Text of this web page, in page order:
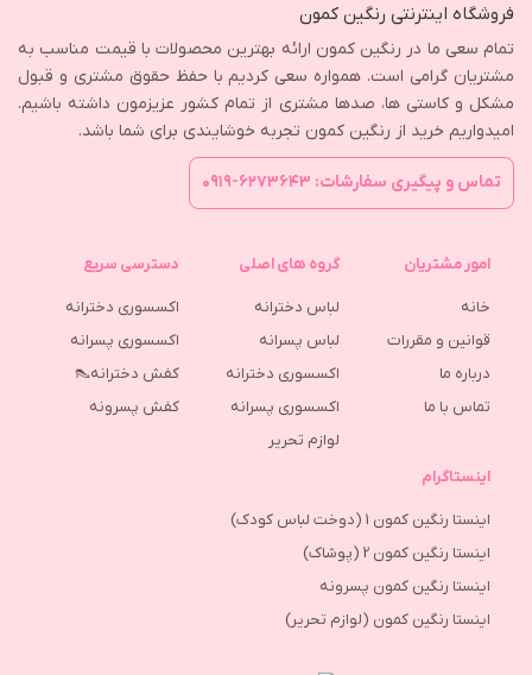
فروشگاه اینترنتی رنگین کمون
تمام سعی ما در رنگین کمون ارائه بهترین محصولات با قیمت مناسب به
مشتریان گرامی است. همواره سعی کردیم با حفظ حقوق مشتری و قبول
مشکل و کاستی ها، صدها مشتری از تمام کشور عزیزمون داشته باشیم.
امیدواریم خرید از رنگین کمون تجربه خوشایندی برای شما باشد.
تماس و پیگیری سفارشات: ۶۲۷۳۶۴۳-۰۹۱۹
امور مشتریان
خانه
قوانین و مقررات
درباره ما
تماس با ما
گروه های اصلی
لباس دخترانه
لباس پسرانه
اکسسوری دخترانه
اکسسوری پسرانه
لوازم تحریر
دسترسی سریع
اکسسوری دخترانه
اکسسوری پسرانه
کفش دخترانه👠
كفش پسرونه
اینستاگرام
اینستا رنگین کمون 1 (دوخت لباس کودک)
اینستا رنگین کمون 2 (پوشاک)
اینستا رنگین کمون پسرونه
اینستا رنگین کمون (لوازم تحریر)